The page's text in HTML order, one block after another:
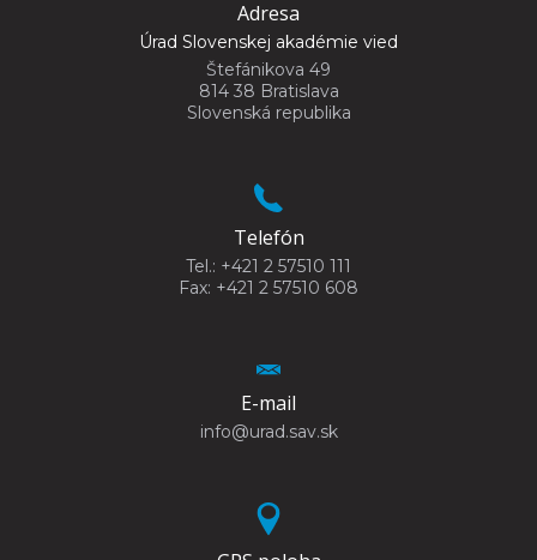
Adresa
Úrad Slovenskej akadémie vied
Štefánikova 49
814 38 Bratislava
Slovenská republika
Telefón
Tel.: +421 2 57510 111
Fax: +421 2 57510 608
E-mail
info@urad.sav.sk